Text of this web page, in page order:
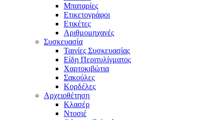
Μπαταρίες
Ετικετογράφοι
Ετικέτες
Αριθμομηχανές
Συσκευασία
Ταινίες Συσκευασίας
Είδη Περιτυλίγματος
Χαρτοκιβώτια
Σακούλες
Κορδέλες
Αρχειοθέτηση
Κλασέρ
Ντοσιέ